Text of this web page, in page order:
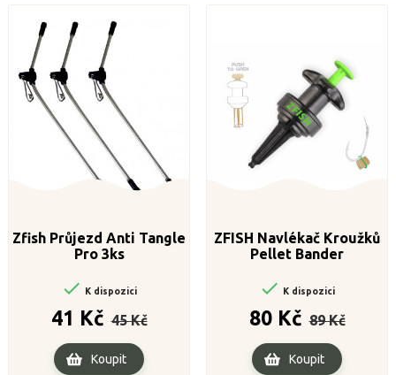
Zfish Průjezd Anti Tangle
Pro 3ks
 K dispozici
41 Kč cena
45 Kč
Koupit
ZFISH Navlékač Kroužků
Pellet Bander
 K dispozici
80 Kč cena
89 Kč
Koupit